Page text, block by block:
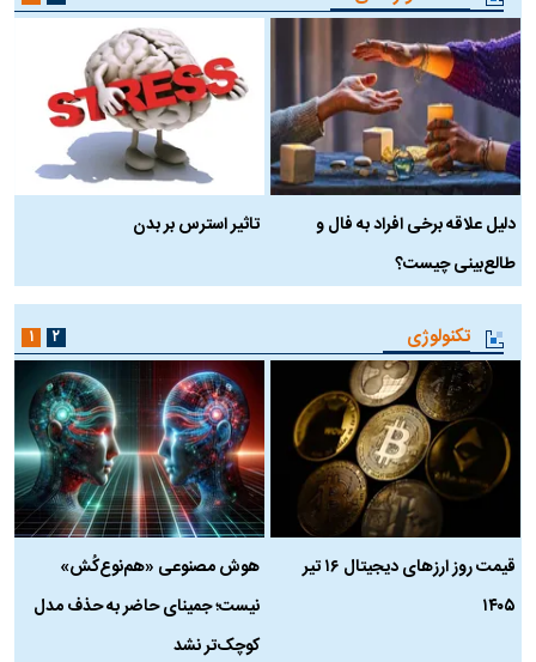
دلیل علاقه برخی افراد به فال و
طالع‌بینی چیست؟
تاثیر استرس بر بدن
تکنولوژی
قیمت روز ارز‌های دیجیتال ۱۶ تیر
۱۴۰۵
هوش مصنوعی «هم‌نوع‌کُش»
نیست؛ جمینای حاضر به حذف مدل
کوچک‌تر نشد
۱ ۲